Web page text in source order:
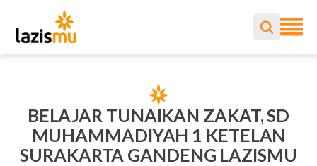
BELAJAR TUNAIKAN ZAKAT, SD
MUHAMMADIYAH 1 KETELAN
SURAKARTA GANDENG LAZISMU